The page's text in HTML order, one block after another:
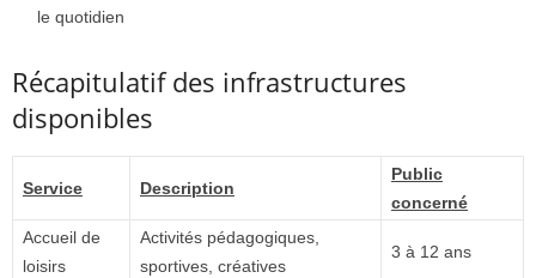
le quotidien
Récapitulatif des infrastructures
disponibles
Service Description
Public
concerné
Accueil de
loisirs
Activités pédagogiques,
sportives, créatives
3 à 12 ans